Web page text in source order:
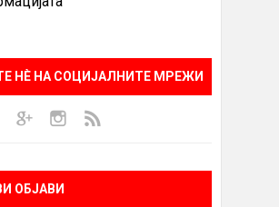
НÈ НА СОЦИЈАЛНИТЕ МРЕЖИ
ОБЈАВИ